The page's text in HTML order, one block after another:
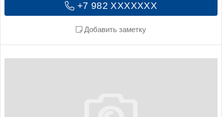
+7 982 XXXXXXX
Добавить заметку